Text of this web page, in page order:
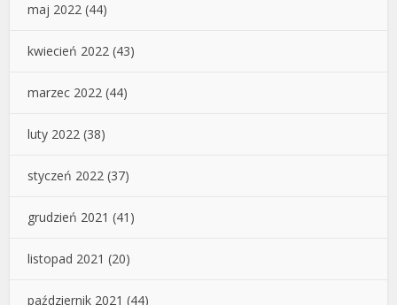
maj 2022 (44)
kwiecień 2022 (43)
marzec 2022 (44)
luty 2022 (38)
styczeń 2022 (37)
grudzień 2021 (41)
listopad 2021 (20)
październik 2021 (44)